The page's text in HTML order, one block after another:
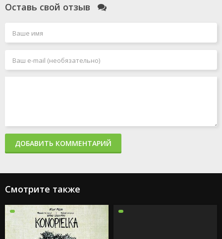
Оставь свой отзыв
ДОБАВИТЬ КОММЕНТАРИЙ
Смотрите также